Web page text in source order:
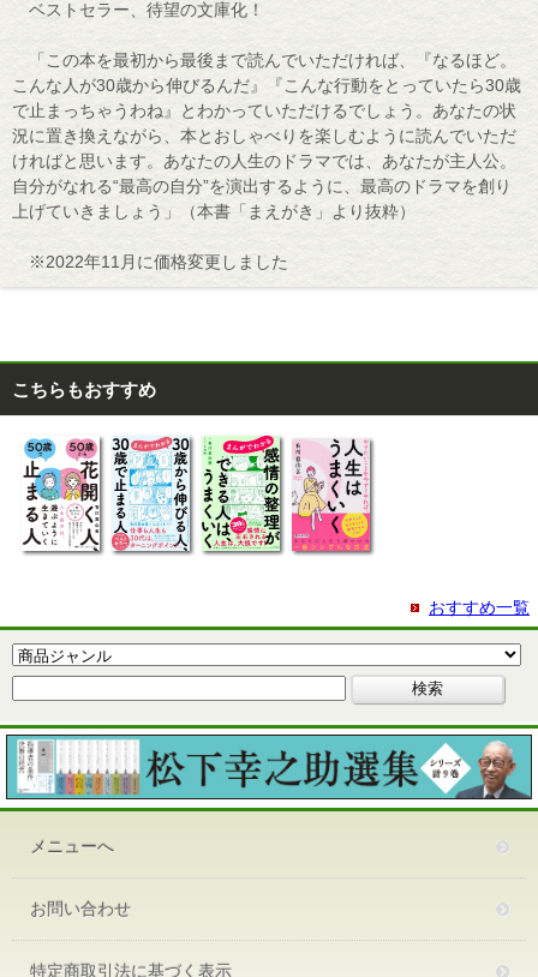
ベストセラー、待望の文庫化！
「この本を最初から最後まで読んでいただければ、『なるほど。
こんな人が30歳から伸びるんだ』『こんな行動をとっていたら30歳
で止まっちゃうわね』とわかっていただけるでしょう。あなたの状
況に置き換えながら、本とおしゃべりを楽しむように読んでいただ
ければと思います。あなたの人生のドラマでは、あなたが主人公。
自分がなれる“最高の自分”を演出するように、最高のドラマを創り
上げていきましょう」（本書「まえがき」より抜粋）
※2022年11月に価格変更しました
こちらもおすすめ
おすすめ一覧
メニューへ
お問い合わせ
特定商取引法に基づく表示